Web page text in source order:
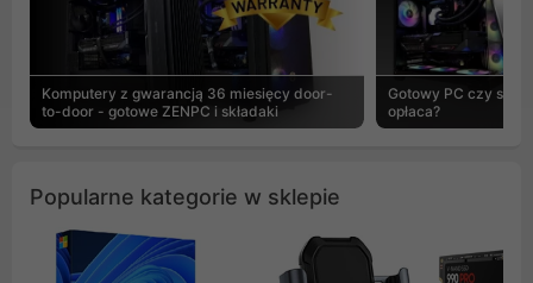
Komputery z gwarancją 36 miesięcy door-
to-door - gotowe ZENPC i składaki
Gotowy PC czy
opłaca?
Popularne kategorie w sklepie